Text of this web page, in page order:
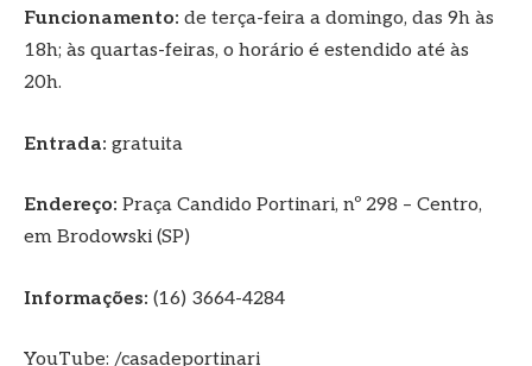
Funcionamento: de terça-feira a domingo, das 9h às
18h; às quartas-feiras, o horário é estendido até às
20h.
Entrada: gratuita
Endereço: Praça Candido Portinari, nº 298 – Centro,
em Brodowski (SP)
Informações: (16) 3664-4284
YouTube: /casadeportinari